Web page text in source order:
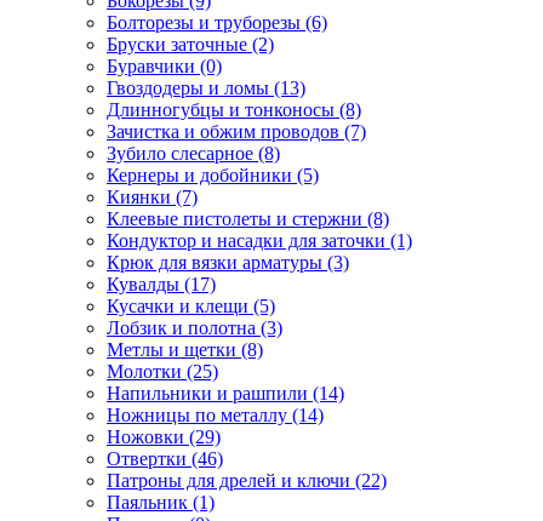
Болторезы и труборезы (6)
Бруски заточные (2)
Буравчики (0)
Гвоздодеры и ломы (13)
Длинногубцы и тонконосы (8)
Зачистка и обжим проводов (7)
Зубило слесарное (8)
Кернеры и добойники (5)
Киянки (7)
Клеевые пистолеты и стержни (8)
Кондуктор и насадки для заточки (1)
Крюк для вязки арматуры (3)
Кувалды (17)
Кусачки и клещи (5)
Лобзик и полотна (3)
Метлы и щетки (8)
Молотки (25)
Напильники и рашпили (14)
Ножницы по металлу (14)
Ножовки (29)
Отвертки (46)
Патроны для дрелей и ключи (22)
Паяльник (1)